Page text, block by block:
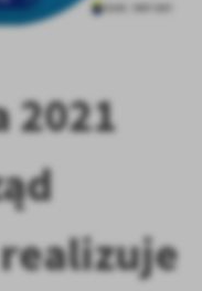
prezentujących nasze
mediów
2021